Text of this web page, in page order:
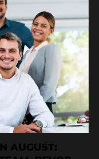
AUGUST: